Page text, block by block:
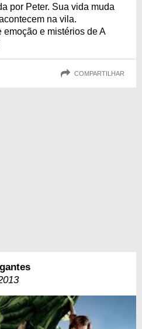
por Peter. Sua vida muda
na vila.
e mistérios de A
COMPARTILHAR